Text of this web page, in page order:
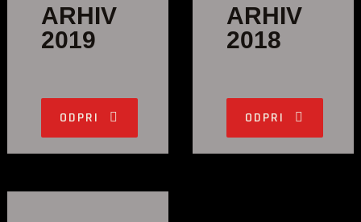
ARHIV
2019
ODPRI
ARHIV
2018
ODPRI